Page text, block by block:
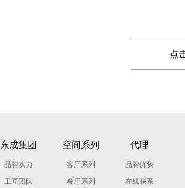
点
东成集团
品牌实力
工匠团队
空间系列
客厅系列
餐厅系列
代理
品牌优势
在线联系